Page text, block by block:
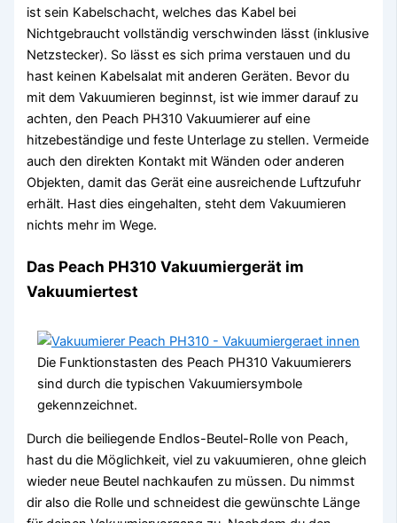
ist sein Kabelschacht, welches das Kabel bei
Nichtgebraucht vollständig verschwinden lässt (inklusive
Netzstecker). So lässt es sich prima verstauen und du
hast keinen Kabelsalat mit anderen Geräten. Bevor du
mit dem Vakuumieren beginnst, ist wie immer darauf zu
achten, den Peach PH310 Vakuumierer auf eine
hitzebeständige und feste Unterlage zu stellen. Vermeide
auch den direkten Kontakt mit Wänden oder anderen
Objekten, damit das Gerät eine ausreichende Luftzufuhr
erhält. Hast dies eingehalten, steht dem Vakuumieren
nichts mehr im Wege.
Das Peach PH310 Vakuumiergerät im
Vakuumiertest
Die Funktionstasten des Peach PH310 Vakuumierers
sind durch die typischen Vakuumiersymbole
gekennzeichnet.
Durch die beiliegende Endlos-Beutel-Rolle von Peach,
hast du die Möglichkeit, viel zu vakuumieren, ohne gleich
wieder neue Beutel nachkaufen zu müssen. Du nimmst
dir also die Rolle und schneidest die gewünschte Länge